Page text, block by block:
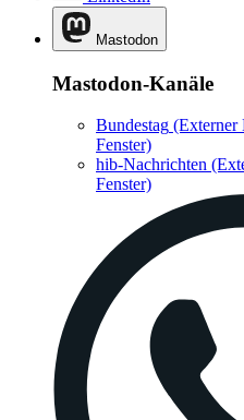
Mastodon
Mastodon-Kanäle
Bundestag (Externer
Fenster)
hib-Nachrichten
Fenster)